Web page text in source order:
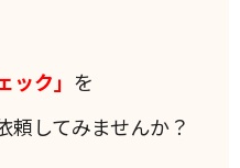
ク」 を
頼してみませんか？